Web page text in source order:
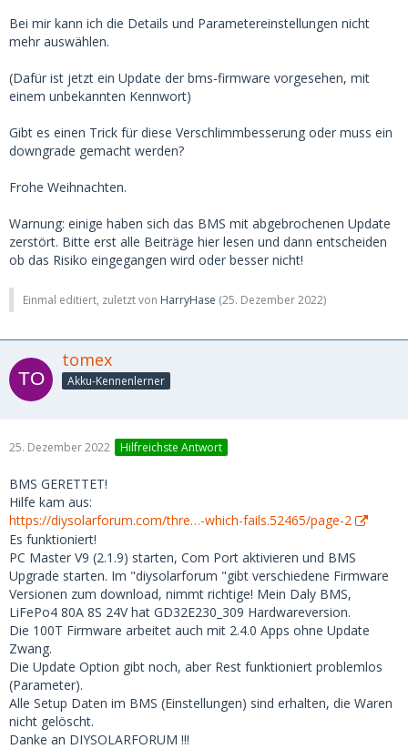
Bei mir kann ich die Details und Parametereinstellungen nicht
mehr auswählen.
(Dafür ist jetzt ein Update der bms-firmware vorgesehen, mit
einem unbekannten Kennwort)
Gibt es einen Trick für diese Verschlimmbesserung oder muss ein
downgrade gemacht werden?
Frohe Weihnachten.
Warnung: einige haben sich das BMS mit abgebrochenen Update
zerstört. Bitte erst alle Beiträge hier lesen und dann entscheiden
ob das Risiko eingegangen wird oder besser nicht!
Einmal editiert, zuletzt von HarryHase (25. Dezember 2022)
tomex
Akku-Kennenlerner
25. Dezember 2022 Hilfreichste Antwort
BMS GERETTET!
Hilfe kam aus:
https://diysolarforum.com/thre…-which-fails.52465/page-2
Es funktioniert!
PC Master V9 (2.1.9) starten, Com Port aktivieren und BMS
Upgrade starten. Im "diysolarforum "gibt verschiedene Firmware
Versionen zum download, nimmt richtige! Mein Daly BMS,
LiFePo4 80A 8S 24V hat GD32E230_309 Hardwareversion.
Die 100T Firmware arbeitet auch mit 2.4.0 Apps ohne Update
Zwang.
Die Update Option gibt noch, aber Rest funktioniert problemlos
(Parameter).
Alle Setup Daten im BMS (Einstellungen) sind erhalten, die Waren
nicht gelöscht.
Danke an DIYSOLARFORUM !!!